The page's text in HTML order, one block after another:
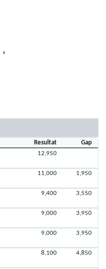
,
Resultat
Gap
12,950
11,000 1,950
9,400 3,550
9,000 3,950
9,000 3,950
8,100 4,850